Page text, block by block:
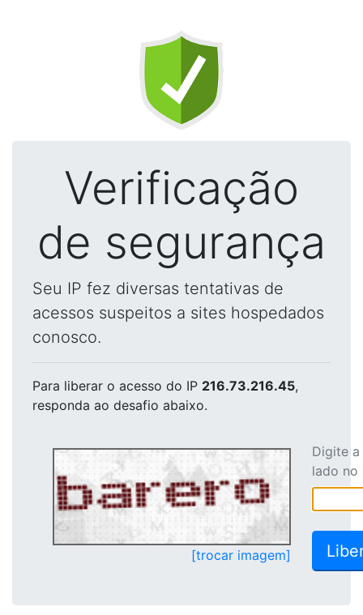
Verificação
de segurança
Seu IP fez diversas tentativas de
acessos suspeitos a sites hospedados
conosco.
Para liberar o acesso do IP 216.73.216.45,
responda ao desafio abaixo.
[trocar imagem]
Digite
lado no